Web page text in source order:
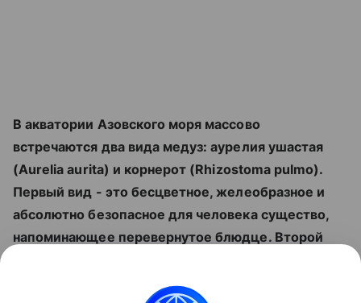
В акватории Азовского моря массово
встречаются два вида медуз: аурелия ушастая
(Aurelia aurita) и корнерот (Rhizostoma pulmo).
Первый вид - это бесцветное, желеобразное и
абсолютно безопасное для человека существо,
напоминающее перевернутое блюдце. Второй
полуметра в поперечнике, а по краю проходит